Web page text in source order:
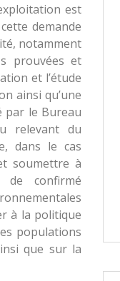
est
demande
notamment
prouvées et
et l’étude
ainsi qu’une
par le Bureau
relevant du
dans le cas
soumettre à
de confirmé
à la politique
populations
que sur la